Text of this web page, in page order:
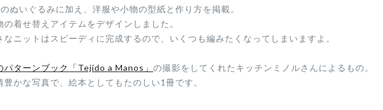
ぬいぐるみに加え、洋服や小物の型紙と作り方を掲載。
着せ替えアイテムをデザインしました。
ニットはスピーディに完成するので、いくつも編みたくなってしまいますよ。
パターンブック「Tejido a Manos」 の撮影をしてくれたキッチンミノルさんによるもの。
かな写真で、絵本としてもたのしい1冊です。